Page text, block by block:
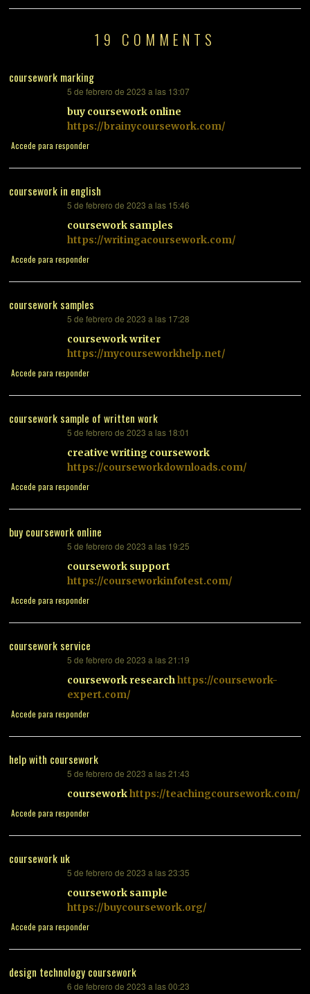
19 COMMENTS
coursework marking
5 de febrero de 2023 a las 13:07
buy coursework online
https://brainycoursework.com/
Accede para responder
coursework in english
5 de febrero de 2023 a las 15:46
coursework samples
https://writingacoursework.com/
Accede para responder
coursework samples
5 de febrero de 2023 a las 17:28
coursework writer
https://mycourseworkhelp.net/
Accede para responder
coursework sample of written work
5 de febrero de 2023 a las 18:01
creative writing coursework
https://courseworkdownloads.com/
Accede para responder
buy coursework online
5 de febrero de 2023 a las 19:25
coursework support
https://courseworkinfotest.com/
Accede para responder
coursework service
5 de febrero de 2023 a las 21:19
coursework researchhttps://coursework-
expert.com/
Accede para responder
help with coursework
5 de febrero de 2023 a las 21:43
courseworkhttps://teachingcoursework.com/
Accede para responder
coursework uk
5 de febrero de 2023 a las 23:35
coursework sample
https://buycoursework.org/
Accede para responder
design technology coursework
6 de febrero de 2023 a las 00:23